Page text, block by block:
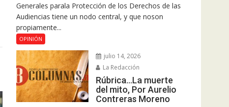
Generales parala Protección de los Derechos de las
Audiencias tiene un nodo central, y que noson
propiamente...
OPINIÓN
julio 14, 2026
La Redacción
Rúbrica…La muerte
del mito, Por Aurelio
Contreras Moreno